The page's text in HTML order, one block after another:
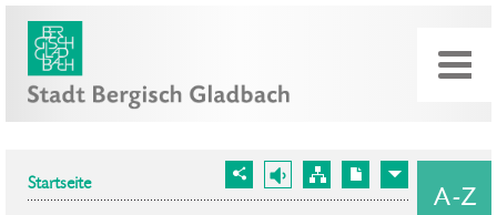
Startseite